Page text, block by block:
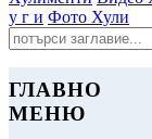
у г и Фото Хули
ГЛАВНО
МЕНЮ